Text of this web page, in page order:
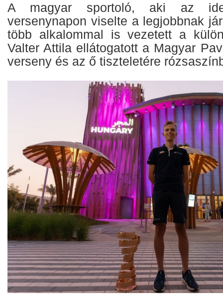
A magyar sportoló, aki az
versenynapon viselte a legjobbnak
több alkalommal is vezetett a
Valter Attila ellátogatott a Magyar
verseny és az ő tiszteletére